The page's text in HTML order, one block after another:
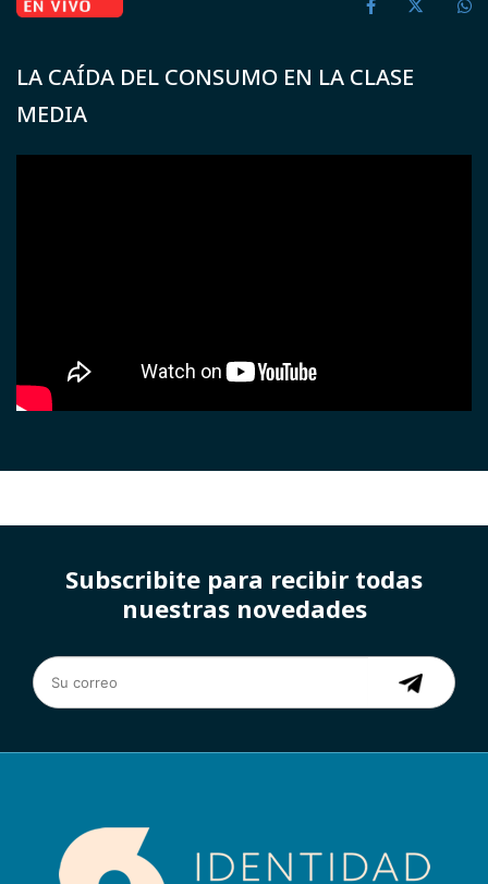
LA CAÍDA DEL CONSUMO EN LA CLASE
MEDIA
Subscribite para recibir todas
nuestras novedades